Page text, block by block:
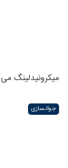
میکرونیدلینگ
جوانسازی